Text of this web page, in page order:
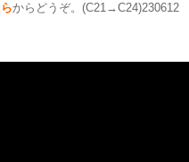
からどうぞ。(C21→C24)230612